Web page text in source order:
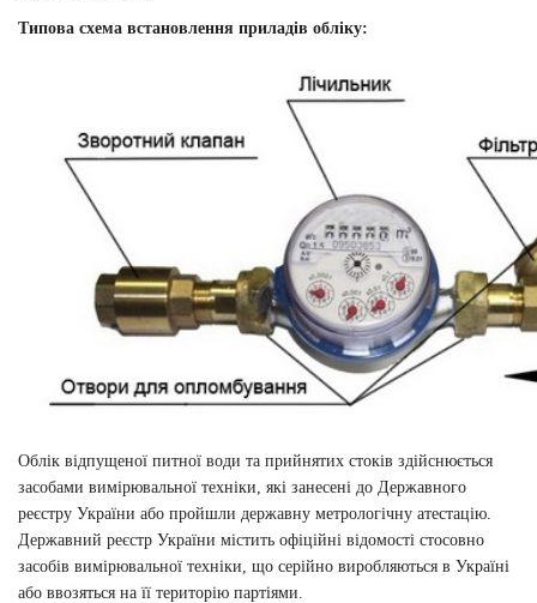
Типова схема встановлення приладів обліку:
Облік відпущеної питної води та прийнятих стоків здійснюється
засобами вимірювальної техніки, які занесені до Державного
реєстру України або пройшли державну метрологічну атестацію.
Державний реєстр України містить офіційні відомості стосовно
засобів вимірювальної техніки, що серійно виробляються в Україні
або ввозяться на її територію партіями.